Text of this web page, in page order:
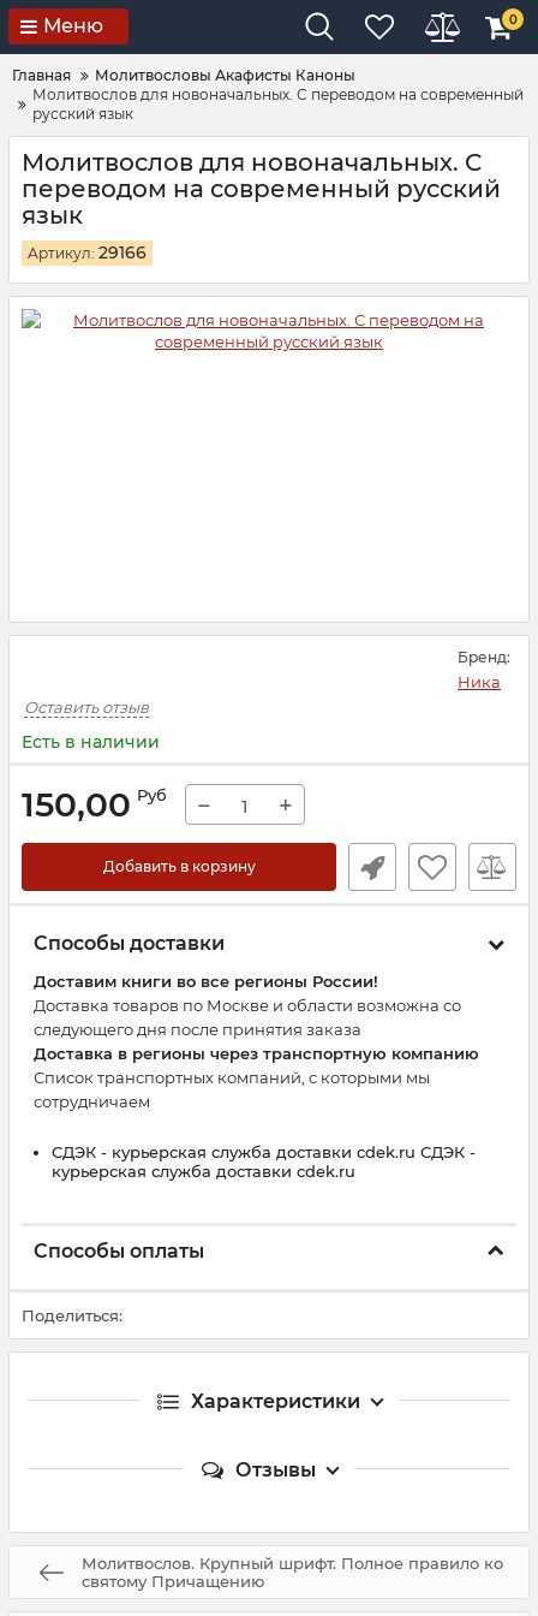
Меню 0
Главная
Молитвословы Акафисты Каноны
Молитвослов для новоначальных. С переводом на современный
русский язык
Молитвослов для новоначальных. С
переводом на современный русский
язык
Артикул: 29166
Бренд:
Ника
Оставить отзыв
Есть в наличии
150,00 Руб − +
Добавить в корзину
Способы доставки
Доставим книги во все регионы России!
Доставка товаров по Москве и области возможна со
следующего дня после принятия заказа
Доставка в регионы через транспортную компанию
Список транспортных компаний, с которыми мы
сотрудничаем
СДЭК - курьерская служба доставки cdek.ru СДЭК -
курьерская служба доставки cdek.ru
Способы оплаты
Поделиться:
Характеристики
Отзывы
Молитвослов. Крупный шрифт. Полное правило ко
святому Причащению